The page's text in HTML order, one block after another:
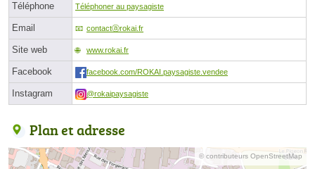
Téléphone Téléphoner au paysagiste
Email contactⓐrokai.fr
Site web www.rokai.fr
Facebook facebook.com/ROKAI.paysagiste.vendee
Instagram @rokaipaysagiste
Plan et adresse
© contributeurs OpenStreetMap